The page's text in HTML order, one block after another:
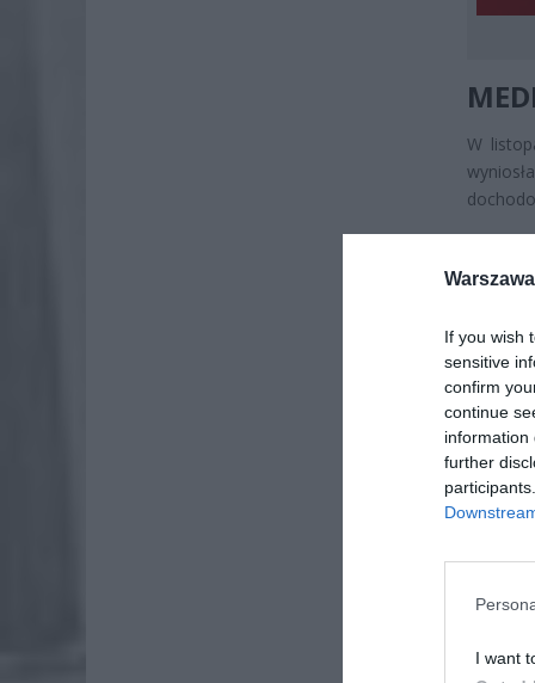
If you wish
sensitive
confirm
continue
information
further
I want
W